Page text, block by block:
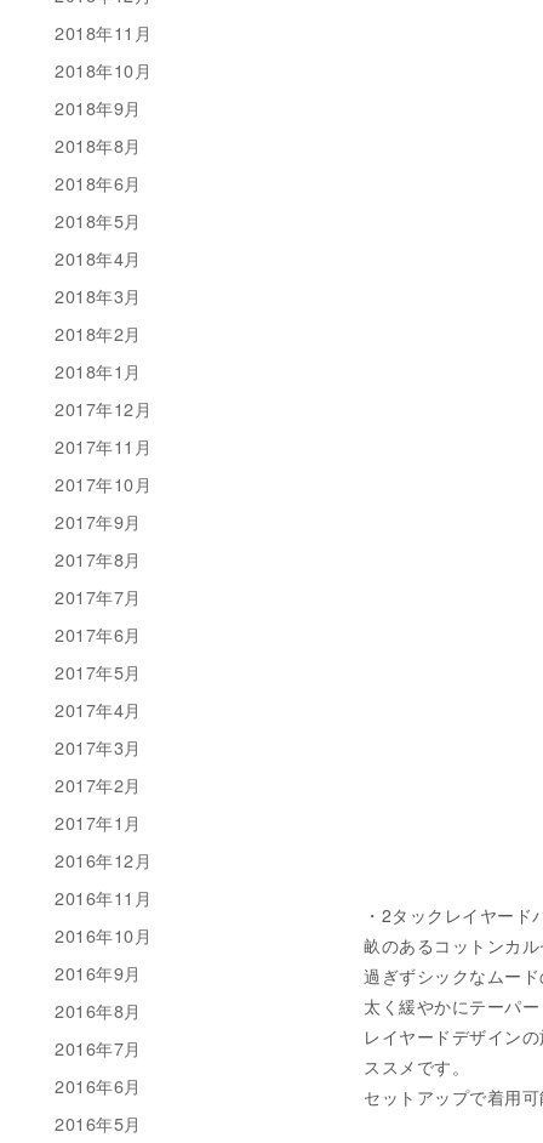
・2タックレイヤー
畝のあるコットンカ
過ぎずシックなムー
太く緩やかにテーパ
レイヤードデザイン
ススメです。
セットアップで着用
2018年11月
2018年10月
2018年9月
2018年8月
2018年6月
2018年5月
2018年4月
2018年3月
2018年2月
2018年1月
2017年12月
2017年11月
2017年10月
2017年9月
2017年8月
2017年7月
2017年6月
2017年5月
2017年4月
2017年3月
2017年2月
2017年1月
2016年12月
2016年11月
2016年10月
2016年9月
2016年8月
2016年7月
2016年6月
2016年5月